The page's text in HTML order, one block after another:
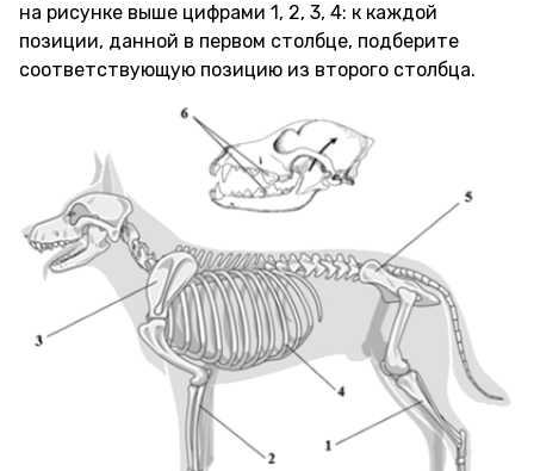
на рисунке выше цифрами 1, 2, 3, 4: к каждой
позиции, данной в первом столбце, подберите
соответствующую позицию из второго столбца.